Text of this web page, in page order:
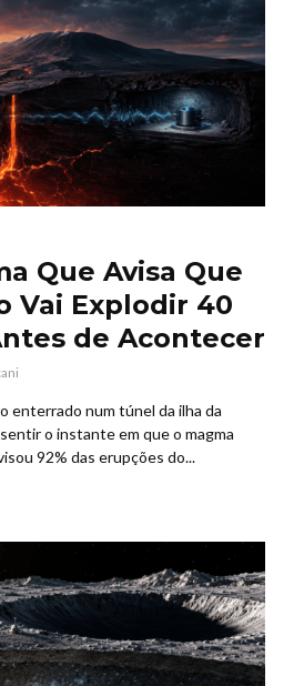
Que Avisa Que
Vai Explodir 40
de Acontecer
enterrado num túnel da ilha da
o instante em que o magma
92% das erupções do...